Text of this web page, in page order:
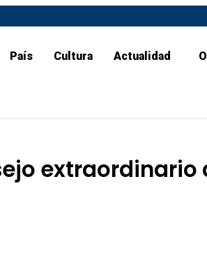
País Cultura Actualidad